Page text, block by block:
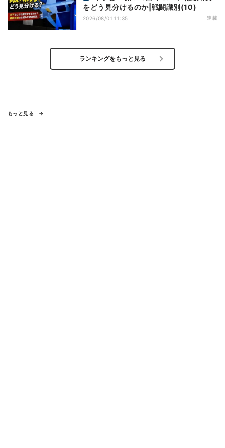
をどう見分けるのか|戦闘識別(10)
2026/08/01 11:35 連載
ランキングをもっと見る
もっと見る